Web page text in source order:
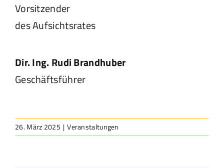
Vorsitzender
des Aufsichtsrates
Dir. Ing. Rudi Brandhuber
Geschäftsführer
26. März 2025 | Veranstaltungen